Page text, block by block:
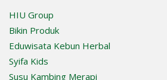
HIU Group
Bikin Produk
Eduwisata Kebun Herbal
Syifa Kids
Susu Kambing Merapi